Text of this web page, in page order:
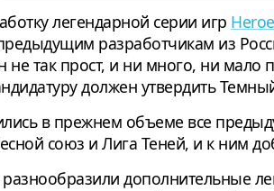
легендарной серии игр
разработчикам из
так прост, и ни много, ни мало
должен утвердить
в прежнем объеме все
союз и Лига Теней, и к ним
разнообразили дополнительные